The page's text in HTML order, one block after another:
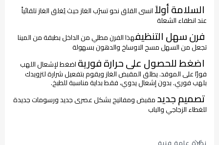
السلامة أولاًانسى القلق نحو تسرُب الغاز حيث يُغلق الغاز تلقائياً
عند انطفاء الشعلة
فرن سهل التنظيفهذا الفرن مطلي من الداخل بطبقة من المينا
تجعل من السهل مسح الاوساخ والدهون بسهولة
اضغط للحصول على حرارة فوريةاضغط لإشعال اللهب
فورًا على الموقد. يطلق المقبض الغاز ويقوم بتفعيل شرارة لتزويدك
بلهب فوري. بدون إشعال يدوي، فقط بداية مناسبة للطبخ.
تصميم جديدمقبض ومفاتيح بشكل عصرى جديد ورسومات جديدة
للغطاء الزجاجي والباب